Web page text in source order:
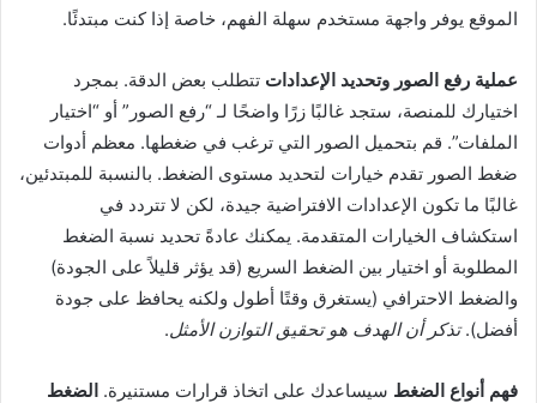
الموقع يوفر واجهة مستخدم سهلة الفهم، خاصة إذا كنت مبتدئًا.
عملية رفع الصور وتحديد الإعدادات تتطلب بعض الدقة. بمجرد
اختيارك للمنصة، ستجد غالبًا زرًا واضحًا لـ “رفع الصور” أو “اختيار
الملفات”. قم بتحميل الصور التي ترغب في ضغطها. معظم أدوات
ضغط الصور تقدم خيارات لتحديد مستوى الضغط. بالنسبة للمبتدئين،
غالبًا ما تكون الإعدادات الافتراضية جيدة، لكن لا تتردد في
استكشاف الخيارات المتقدمة. يمكنك عادةً تحديد نسبة الضغط
المطلوبة أو اختيار بين الضغط السريع (قد يؤثر قليلاً على الجودة)
والضغط الاحترافي (يستغرق وقتًا أطول ولكنه يحافظ على جودة
أفضل).تذكر أن الهدف هو تحقيق التوازن الأمثل.
فهم أنواع الضغط سيساعدك على اتخاذ قرارات مستنيرة. الضغط